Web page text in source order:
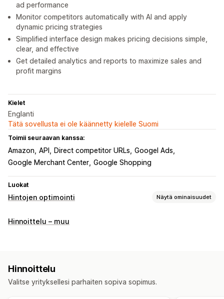
ad performance
Monitor competitors automatically with AI and apply
dynamic pricing strategies
Simplified interface design makes pricing decisions simple,
clear, and effective
Get detailed analytics and reports to maximize sales and
profit margins
Kielet
Englanti
Tätä sovellusta ei ole käännetty kielelle Suomi
Toimii seuraavan kanssa:
Amazon API Direct competitor URLs Googel Ads
Google Merchant Center Google Shopping
Luokat
Hintojen optimointi Näytä ominaisuudet
Hinnoittelun hallinta
Automaattinen yhteensopivien etsintä
Suodattimet Palauta hinnoittelu
Hinnoittelu – muu
Hinnoittelu
Valitse yrityksellesi parhaiten sopiva sopimus.